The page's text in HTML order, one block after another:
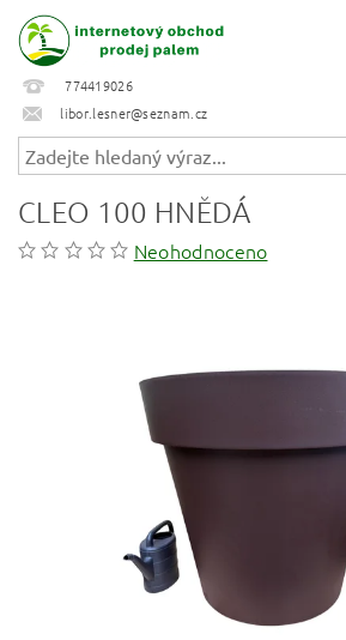
774419026
libor.lesner@seznam.cz
CLEO 100 HNĚDÁ
Neohodnoceno